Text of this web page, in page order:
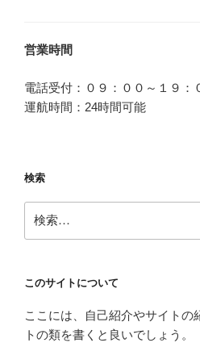
営業時間
電話受付：０９：００～１９：
運航時間：24時間可能
検索
索:
このサイトについて
ここには、自己紹介やサイトの
トの類を書くと良いでしょう。